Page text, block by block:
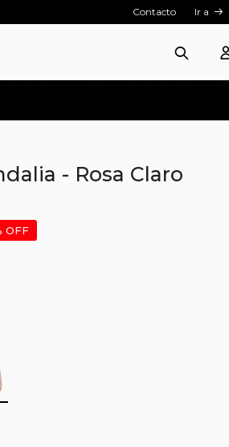
Contacto Ir a
- Rosa Claro